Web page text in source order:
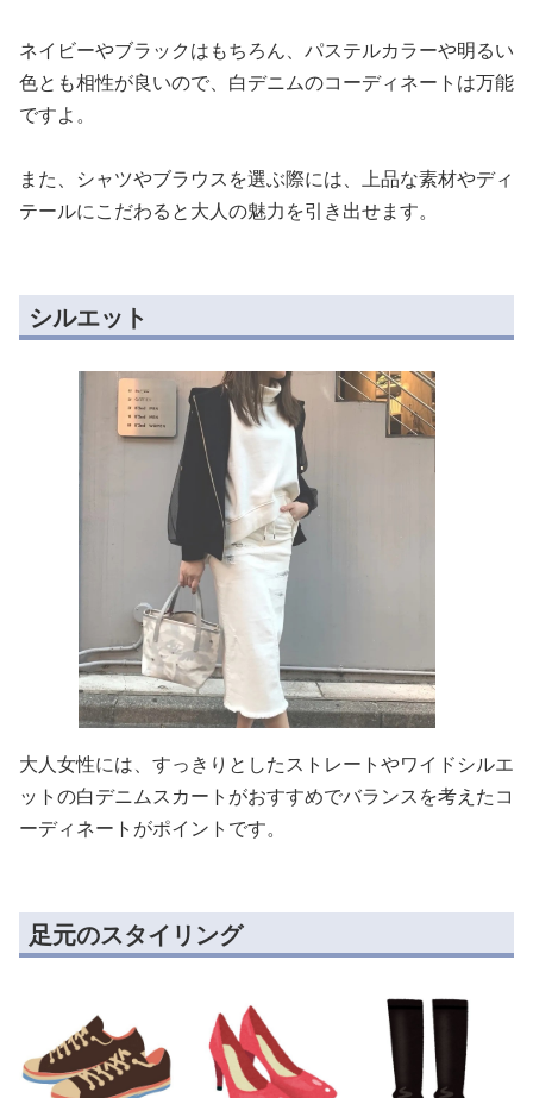
ネイビーやブラックはもちろん、パステルカラーや明るい
色とも相性が良いので、白デニムのコーディネートは万能
ですよ。
また、シャツやブラウスを選ぶ際には、上品な素材やディ
テールにこだわると大人の魅力を引き出せます。
シルエット
大人女性には、すっきりとしたストレートやワイドシルエ
ットの白デニムスカートがおすすめでバランスを考えたコ
ーディネートがポイントです。
足元のスタイリング